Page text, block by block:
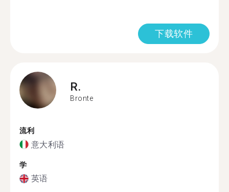
下载软件
R.
Bronte
流利
意大利语
学
英语